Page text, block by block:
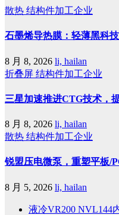
散热 结构件加工企业
石墨烯导热膜：轻薄黑科
8 月 8, 2026 li, hailan
折叠屏 结构件加工企业
三星加速推进CTG技术，
8 月 8, 2026 li, hailan
散热 结构件加工企业
锐盟压电微泵，重塑平板/
8 月 5, 2026 li, hailan
液冷VR200 NVL144